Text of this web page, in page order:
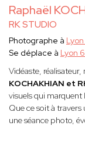
Raphaël
RK STUDIO
Photographe à
Se déplace à Lyon
Vidéaste,
KOCHAKHIAN et
visuels qui marquent
Que ce soit à
une séance photo,